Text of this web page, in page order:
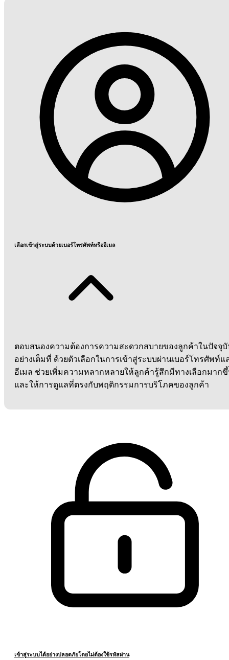
เลือกเข้าสู่ระบบด้วยเบอร์โทรศัพท์หรืออีเมล
ตอบสนองความต้องการความสะดวกสบายของลูกค้าในปัจจุ
อย่างเต็มที่ ด้วยตัวเลือกในการเข้าสู่ระบบผ่านเบอร์โทรศัพท์แ
อีเมล ช่วยเพิ่มความหลากหลายให้ลูกค้ารู้สึกมีทางเลือกมาก
และให้การดูแลที่ตรงกับพฤติกรรมการบริโภคของลูกค้า
เข้าสู่ระบบได้อย่างปลอดภัยโดยไม่ต้องใช้รหัสผ่าน